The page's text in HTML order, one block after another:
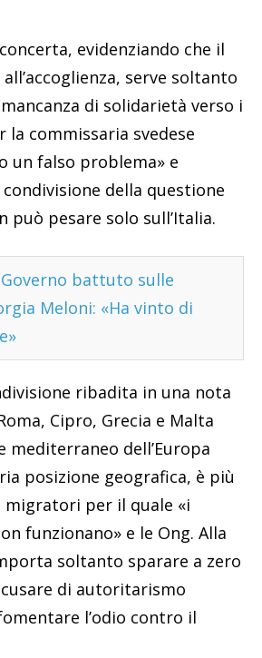
evidenziando che il
serve soltanto
di solidarietà verso i
la commissaria svedese
un falso problema» e
della questione
può pesare solo sull’Italia.
Governo battuto sulle
Meloni: «Ha vinto di
ribadita in una nota
Cipro, Grecia e Malta
mediterraneo dell’Europa
posizione geografica, è più
migratori per il quale «i
funzionano» e le Ong. Alla
soltanto sparare a zero
di autoritarismo
l’odio contro il